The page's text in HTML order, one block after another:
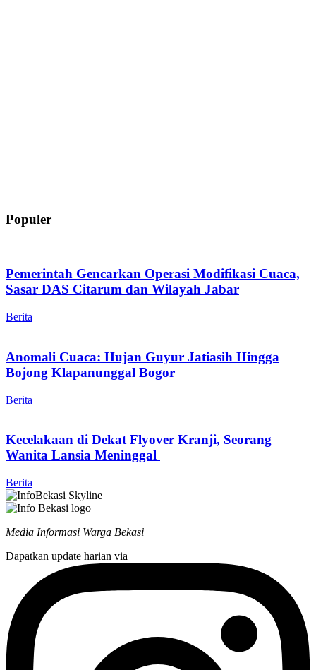
Populer
Pemerintah Gencarkan Operasi Modifikasi Cuaca,
Sasar DAS Citarum dan Wilayah Jabar
Berita
Anomali Cuaca: Hujan Guyur Jatiasih Hingga
Bojong Klapanunggal Bogor
Berita
Kecelakaan di Dekat Flyover Kranji, Seorang
Wanita Lansia Meninggal
Berita
Media Informasi Warga Bekasi
Dapatkan update harian via